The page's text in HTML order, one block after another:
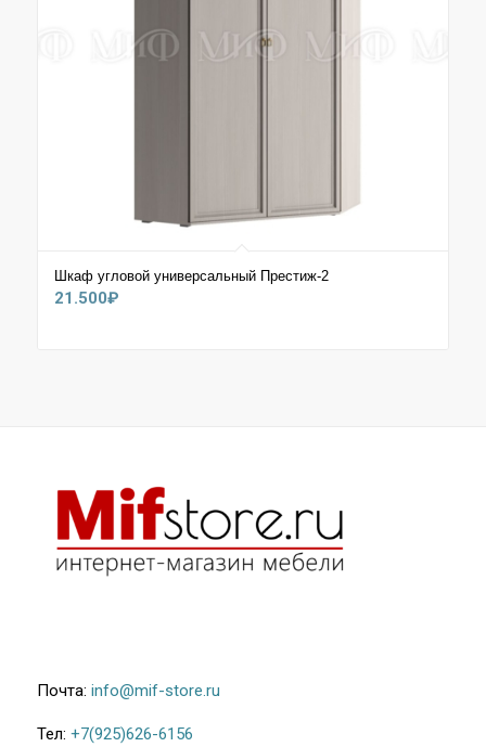
Шкаф угловой универсальный Престиж-2
21.500₽
Почта: info@mif-store.ru
Тел: +7(925)626-6156